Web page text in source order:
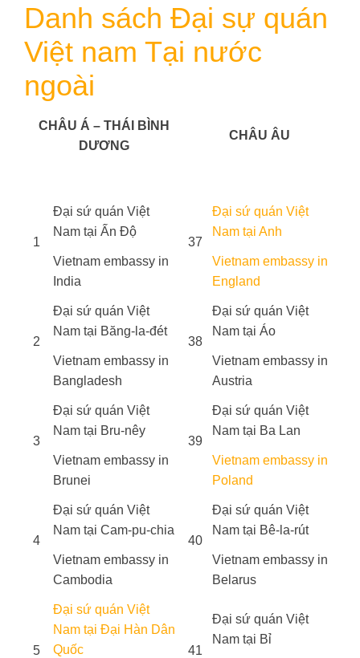
Danh sách Đại sự quán
Việt nam Tại nước
ngoài
CHÂU Á – THÁI BÌNH
DƯƠNG
CHÂU ÂU
1
Đại sứ quán Việt
Nam tại Ấn Độ
37
Đại sứ quán Việt
Nam tại Anh
Vietnam embassy in
India
Vietnam embassy in
England
2
Đại sứ quán Việt
Nam tại Băng-la-đét
38
Đại sứ quán Việt
Nam tại Áo
Vietnam embassy in
Bangladesh
Vietnam embassy in
Austria
3
Đại sứ quán Việt
Nam tại Bru-nêy
39
Đại sứ quán Việt
Nam tại Ba Lan
Vietnam embassy in
Brunei
Vietnam embassy in
Poland
4
Đại sứ quán Việt
Nam tại Cam-pu-chia
40
Đại sứ quán Việt
Nam tại Bê-la-rút
Vietnam embassy in
Cambodia
Vietnam embassy in
Belarus
5
Đại sứ quán Việt
Nam tại Đại Hàn Dân
Quốc
41
Đại sứ quán Việt
Nam tại Bỉ